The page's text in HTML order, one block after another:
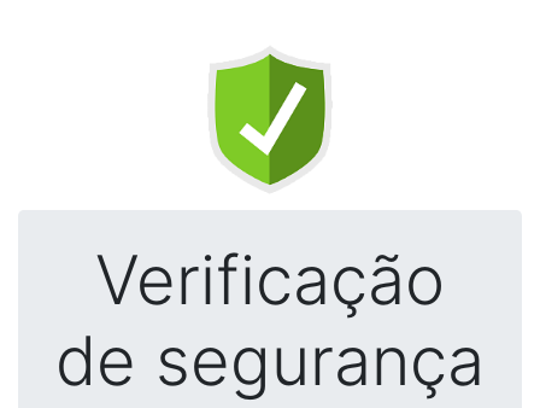
Verificação
de segurança